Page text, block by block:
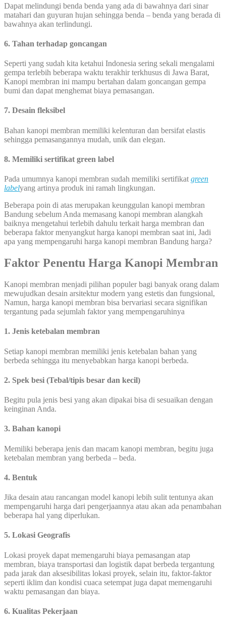
Dapat melindungi benda benda yang ada di bawahnya dari sinar
matahari dan guyuran hujan sehingga benda – benda yang berada di
bawahnya akan terlindungi.
6. Tahan terhadap goncangan
Seperti yang sudah kita ketahui Indonesia sering sekali mengalami
gempa terlebih beberapa waktu terakhir terkhusus di Jawa Barat,
Kanopi membran ini mampu bertahan dalam goncangan gempa
bumi dan dapat menghemat biaya pemasangan.
7. Desain fleksibel
Bahan kanopi membran memiliki kelenturan dan bersifat elastis
sehingga pemasangannya mudah, unik dan elegan.
8. Memiliki sertifikat green label
Pada umumnya kanopi membran sudah memiliki sertifikat green
labelyang artinya produk ini ramah lingkungan.
Beberapa poin di atas merupakan keunggulan kanopi membran
Bandung sebelum Anda memasang kanopi membran alangkah
baiknya mengetahui terlebih dahulu terkait harga membran dan
beberapa faktor menyangkut harga kanopi membran saat ini, Jadi
apa yang mempengaruhi harga kanopi membran Bandung harga?
Faktor Penentu Harga Kanopi Membran
Kanopi membran menjadi pilihan populer bagi banyak orang dalam
mewujudkan desain arsitektur modern yang estetis dan fungsional,
Namun, harga kanopi membran bisa bervariasi secara signifikan
tergantung pada sejumlah faktor yang mempengaruhinya
1. Jenis ketebalan membran
Setiap kanopi membran memiliki jenis ketebalan bahan yang
berbeda sehingga itu menyebabkan harga kanopi berbeda.
2. Spek besi (Tebal/tipis besar dan kecil)
Begitu pula jenis besi yang akan dipakai bisa di sesuaikan dengan
keinginan Anda.
3. Bahan kanopi
Memiliki beberapa jenis dan macam kanopi membran, begitu juga
ketebalan membran yang berbeda – beda.
4. Bentuk
Jika desain atau rancangan model kanopi lebih sulit tentunya akan
mempengaruhi harga dari pengerjaannya atau akan ada penambahan
beberapa hal yang diperlukan.
5. Lokasi Geografis
Lokasi proyek dapat memengaruhi biaya pemasangan atap
membran, biaya transportasi dan logistik dapat berbeda tergantung
pada jarak dan aksesibilitas lokasi proyek, selain itu, faktor-faktor
seperti iklim dan kondisi cuaca setempat juga dapat memengaruhi
waktu pemasangan dan biaya.
6. Kualitas Pekerjaan